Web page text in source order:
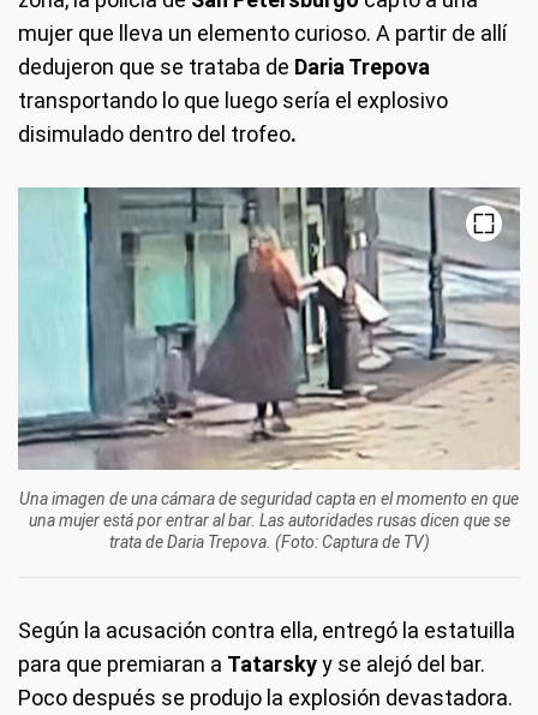
mujer que lleva un elemento curioso. A partir de allí
dedujeron que se trataba de Daria Trepova
transportando lo que luego sería el explosivo
disimulado dentro del trofeo.
Una imagen de una cámara de seguridad capta en el momento en que
una mujer está por entrar al bar. Las autoridades rusas dicen que se
trata de Daria Trepova. (Foto: Captura de TV)
Según la acusación contra ella, entregó la estatuilla
para que premiaran a Tatarskyy se alejó del bar.
Poco después se produjo la explosión devastadora.